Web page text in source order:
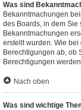
Was sind
Bekanntmachungen
des Boards, in dem Sie
Bekanntmachungen
erstellt wurden. Wie
Berechtigungen ab, ob
Berechtigungen
Nach oben
Was sind wichtige